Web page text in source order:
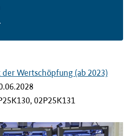
Wertschöpfung (ab 2023)
02P25K131